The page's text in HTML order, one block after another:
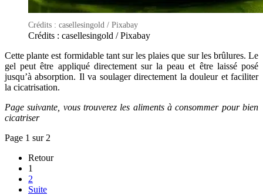
Crédits : casellesingold / Pixabay
Crédits : casellesingold / Pixabay
Cette plante est formidable tant sur les plaies que sur les brûlures. Le
gel peut être appliqué directement sur la peau et être laissé posé
jusqu’à absorption. Il va soulager directement la douleur et faciliter
la cicatrisation.
Page suivante, vous trouverez les aliments à consommer pour bien
cicatriser
Page 1 sur 2
Retour
1
2
Suite